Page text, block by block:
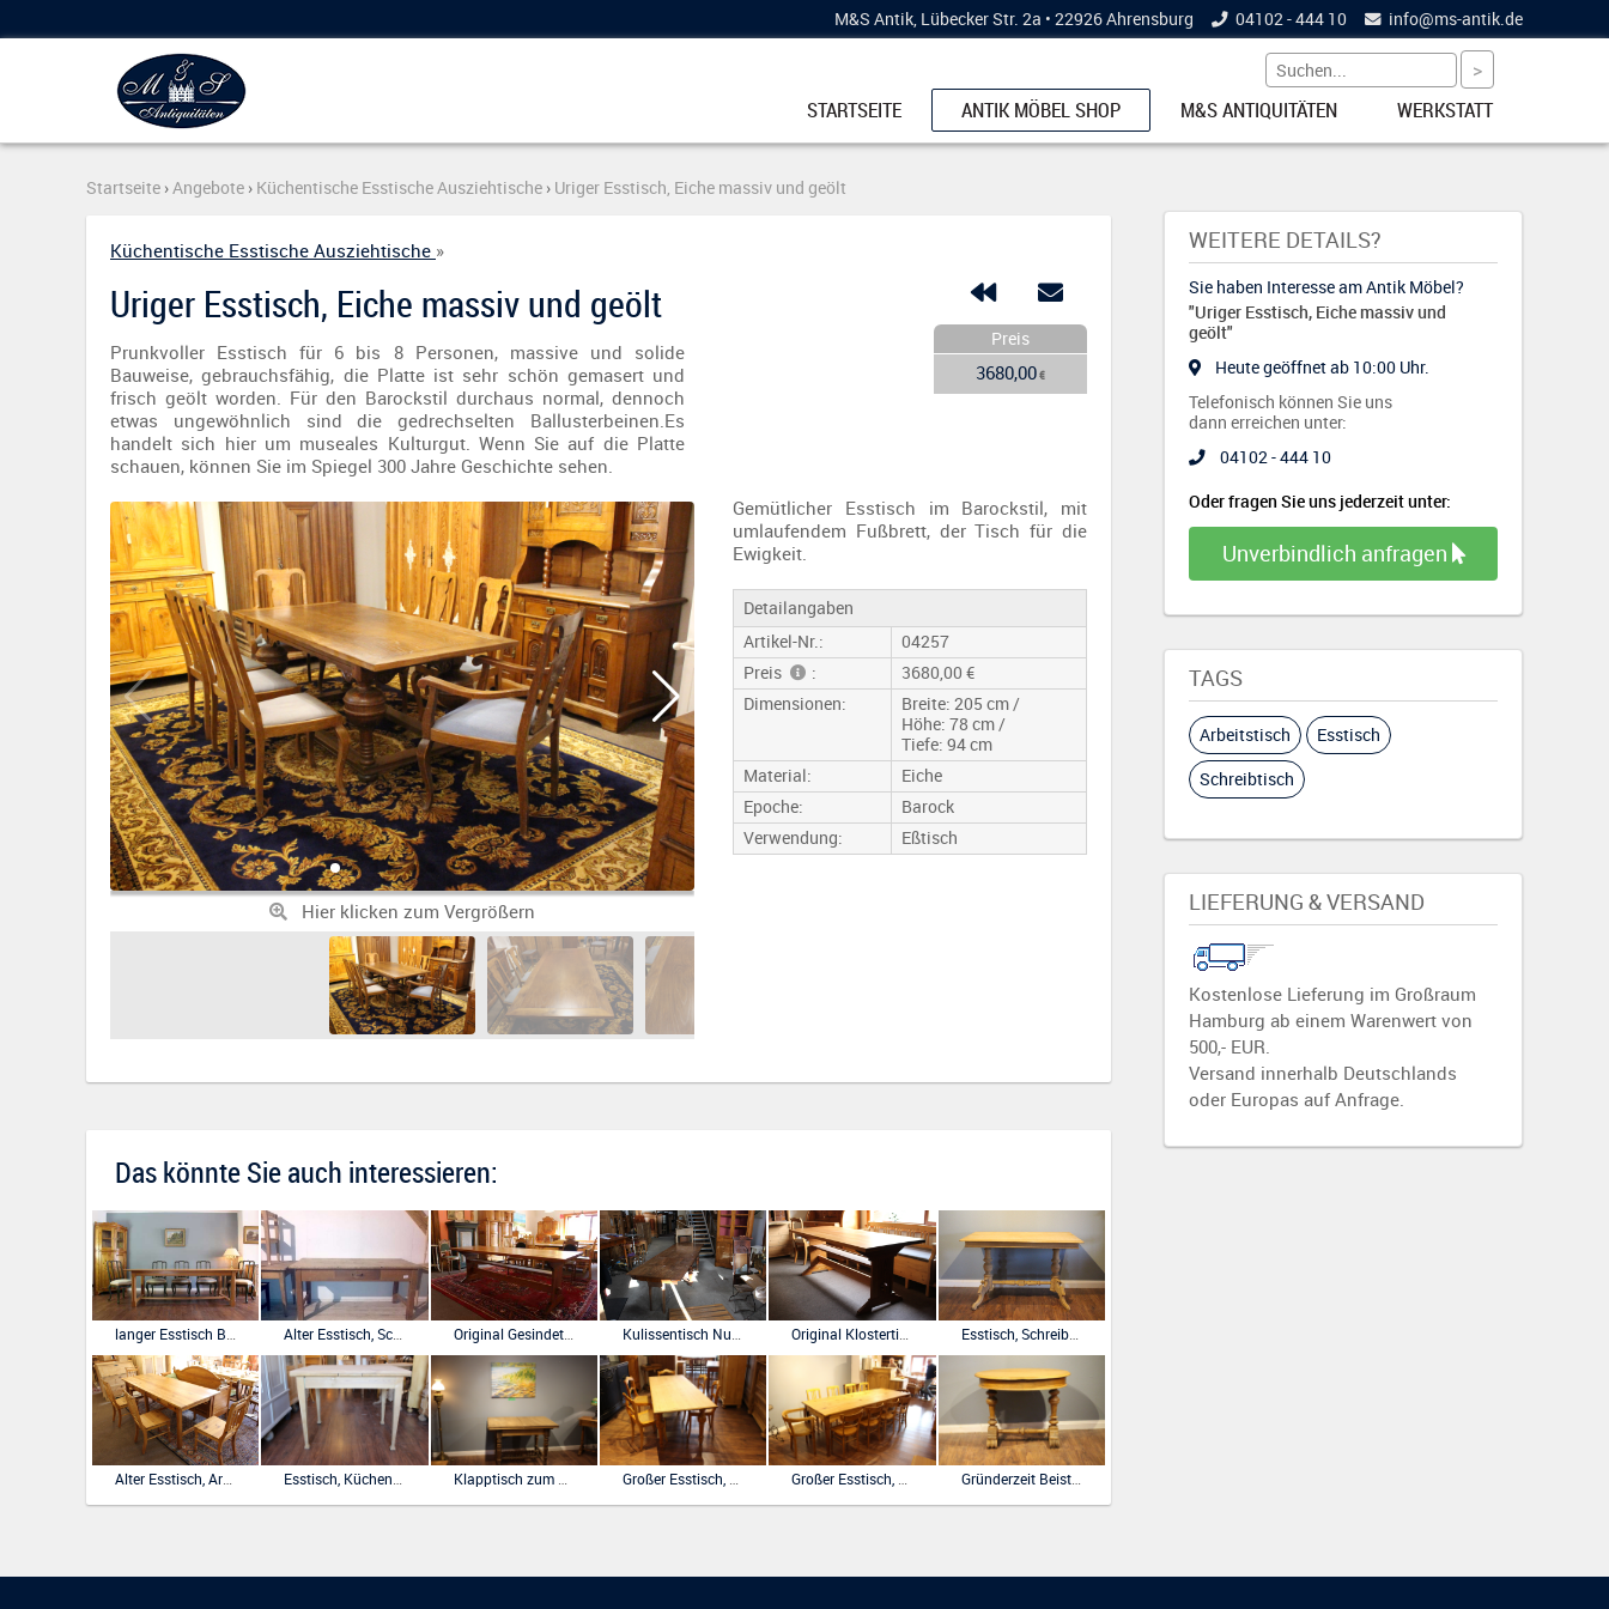
M&S Antik, Lübecker Str. 2a • 22926 Ahrensburg 04102 - 444 10 info@ms-antik.de
STARTSEITE ANTIK MÖBEL SHOP
KOMMODEN
STÜHLE & BÄNKE
VERTIKOS
M&S ANTIQUITÄTEN WERKSTATT
Startseite ›Angebote › Küchentische Esstische Ausziehtische › Uriger Esstisch, Eiche massiv und geölt
Küchentische Esstische Ausziehtische »
Preis
3680,00€
Uriger Esstisch, Eiche massiv und geölt
Prunkvoller Esstisch für 6 bis 8 Personen, massive und solide
Bauweise, gebrauchsfähig, die Platte ist sehr schön gemasert und
frisch geölt worden. Für den Barockstil durchaus normal, dennoch
etwas ungewöhnlich sind die gedrechselten Ballusterbeinen.Es
handelt sich hier um museales Kulturgut. Wenn Sie auf die Platte
schauen, können Sie im Spiegel 300 Jahre Geschichte sehen.
Gemütlicher Esstisch im Barockstil, mit
umlaufendem Fußbrett, der Tisch für die
Ewigkeit.
Hier klicken zum Vergrößern
Detailangaben
Artikel-Nr.:
04257
Preis
:
3680,00 €
Dimensionen:
Breite: 205 cm /
Höhe: 78 cm /
Tiefe: 94 cm
Material:
Eiche
Epoche:
Barock
Verwendung:
Eßtisch
Das könnte Sie auch interessieren:
Original Gesindetisch aus einem Kloster Esstisch, Schreibtisch, Gründerzeit
Alter Esstisch, Arbeitstisch, Bauhaus Esstisch, Küchentisch, Jugendstil, Schweden Klapptisch zum Ausziehen Nußbaum und Fichte Großer Esstisch, Gesindetisch, Gründerzeit Großer Esstisch, Gesindetisch, Jugendstilnachbau Gründerzeit Beistelltisch, oval
WEITERE DETAILS?
Sie haben Interesse am Antik Möbel?
"Uriger Esstisch, Eiche massiv und
geölt"
Heute geöffnet ab 10:00 Uhr.
Telefonisch können Sie uns
dann erreichen unter:
04102 - 444 10
Oder fragen Sie uns jederzeit unter:
Unverbindlich anfragen
TAGS
Arbeitstisch
Esstisch
Schreibtisch
LIEFERUNG & VERSAND
Kostenlose Lieferung im Großraum
Hamburg ab einem Warenwert von
500,- EUR.
Versand innerhalb Deutschlands
oder Europas auf Anfrage.